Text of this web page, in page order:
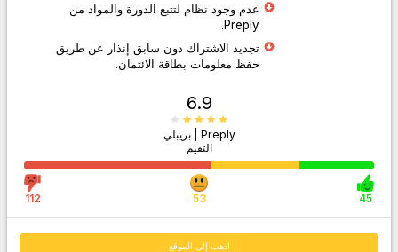
عدم وجود نظام لتتبع الدورة والمواد من
Preply.
تجديد الاشتراك دون سابق إنذار عن طريق
حفظ معلومات بطاقة الائتمان.
6.9
Preply | بريبلي
التقيم
45
53
112
اذهب إلى الموقع